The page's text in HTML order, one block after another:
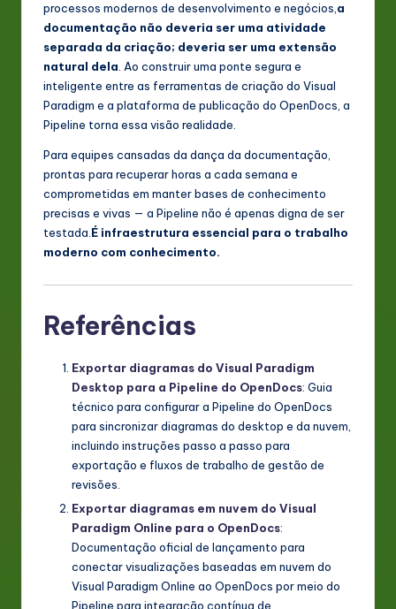
processos modernos de desenvolvimento e negócios,a
documentação não deveria ser uma atividade
separada da criação; deveria ser uma extensão
natural dela. Ao construir uma ponte segura e
inteligente entre as ferramentas de criação do Visual
Paradigm e a plataforma de publicação do OpenDocs, a
Pipeline torna essa visão realidade.
Para equipes cansadas da dança da documentação,
prontas para recuperar horas a cada semana e
comprometidas em manter bases de conhecimento
precisas e vivas — a Pipeline não é apenas digna de ser
testada.É infraestrutura essencial para o trabalho
moderno com conhecimento.
Referências
Exportar diagramas do Visual Paradigm
Desktop para a Pipeline do OpenDocs: Guia
técnico para configurar a Pipeline do OpenDocs
para sincronizar diagramas do desktop e da nuvem,
incluindo instruções passo a passo para
exportação e fluxos de trabalho de gestão de
revisões.
Exportar diagramas em nuvem do Visual
Paradigm Online para o OpenDocs:
Documentação oficial de lançamento para
conectar visualizações baseadas em nuvem do
Visual Paradigm Online ao OpenDocs por meio do
Pipeline para integração contínua de